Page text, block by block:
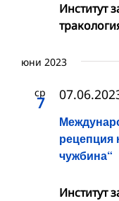
Институт
юни 2023
ср
7
рецепция
чужбина“
Институт